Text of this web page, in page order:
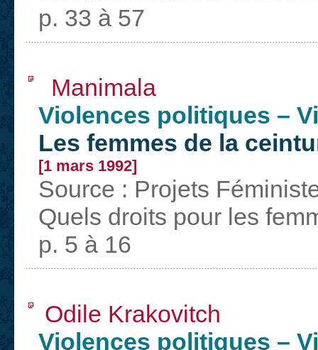
p. 33 à 57
Manimala
Violences politiques –
Les femmes de la
[1 mars 1992]
Source : Projets
Quels droits pour les
p. 5 à 16
Odile Krakovitch
Violences politiques –